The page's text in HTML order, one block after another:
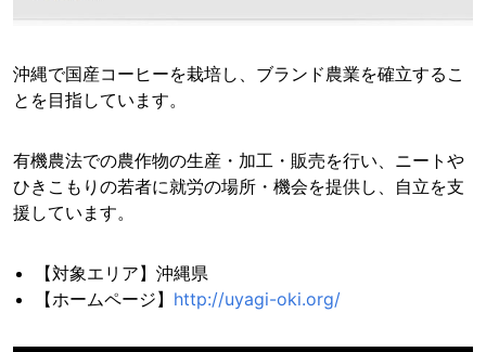
沖縄で国産コーヒーを栽培し、ブランド農業を確立するこ
とを目指しています。
有機農法での農作物の生産・加工・販売を行い、ニートや
ひきこもりの若者に就労の場所・機会を提供し、自立を支
援しています。
【対象エリア】沖縄県
【ホームページ】 http://uyagi-oki.org/